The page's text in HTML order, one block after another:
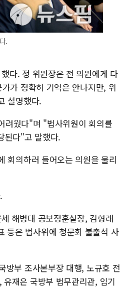
.
다. 정 위원장은 전 의원에게 다
가 정확히 기억은 안나지만, 위
설명했다.
려웠다"며 "법사위원이 회의를
된다"고 말했다.
회의하러 들어오는 의원을 물리
해병대 공보정훈실장, 김형래
등은 법사위에 청문회 불출석 사
방부 조사본부장 대행, 노규호 전
재은 국방부 법무관리관, 임기